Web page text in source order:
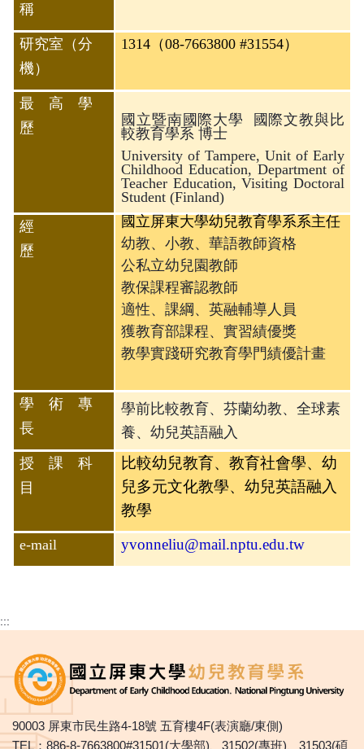
稱
研究室（分
機）
1314（08-7663800 #31554）
最 高 學
歷
國立暨南國際大學 國際文教與比
較教育學系 博士
University of Tampere, Unit of Early
Childhood Education, Department of
Teacher Education, Visiting Doctoral
Student (Finland)
經
歷
國立屏東大學幼兒教育學系系主任
幼教、小教、華語教師資格
公私立幼兒園教師
教保課程審認教師
適性、課綱、英融輔導人員
獲教育部課程、實習績優獎
教學實踐研究教育學門績優計畫
學 術 專
長
學前比較教育、芬蘭幼教、全球素
養、幼兒英語融入
授 課 科
目
比較幼兒教育、教育社會學、幼
兒多元文化教學、幼兒英語融入
教學
e-mail yvonneliu@mail.nptu.edu.tw
:::
90003 屏東市民生路4-18號 五育樓4F(表演廳/東側)
TEL：886-8-7663800#31501(大學部)、31502(專班)、31503(碩